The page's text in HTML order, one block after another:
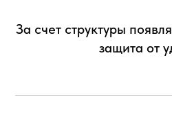
За счет структуры
защита от